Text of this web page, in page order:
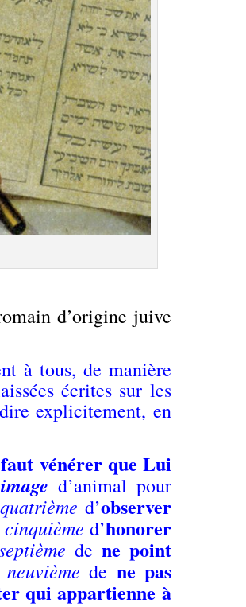
d’origine juive
à tous, de manière
écrites sur les
explicitement, en
vénérer que Lui
d’animal pour
quatrième d’observer
cinquième d’honorer
de ne point
neuvième de ne pas
qui appartienne à